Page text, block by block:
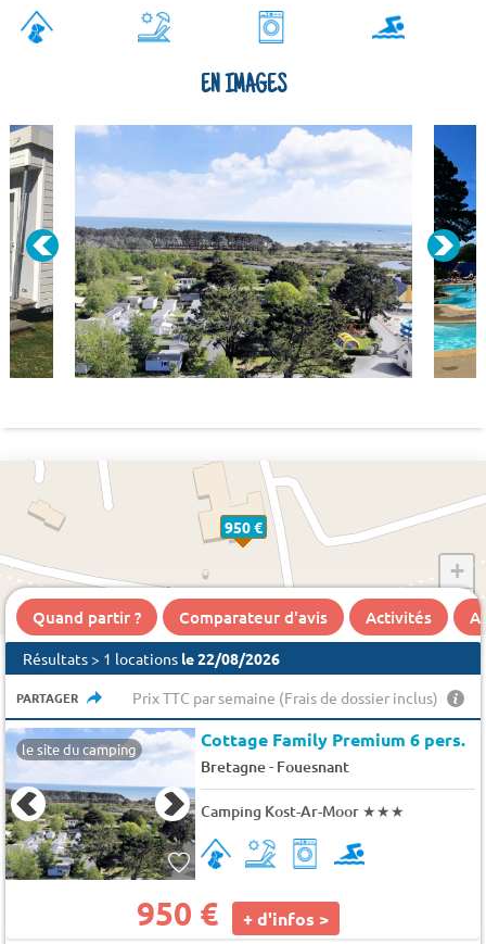
EN IMAGES
950 €
+
−
Quand partir ? Comparateur d'avis Activités A
Résultats > 1 locations le 22/08/2026
PARTAGER Prix TTC par semaine (Frais de dossier inclus)
le site du camping Cottage Family Premium 6 pers.
Bretagne- Fouesnant
Camping Kost-Ar-Moor ★★★
950 € + d'infos >